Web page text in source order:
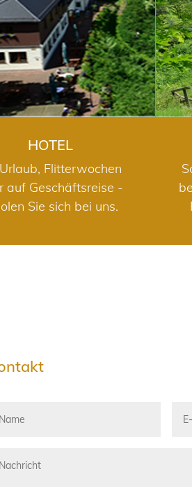
HOTEL
Flitterwochen
auf Geschäftsreise -
Sie sich bei uns.